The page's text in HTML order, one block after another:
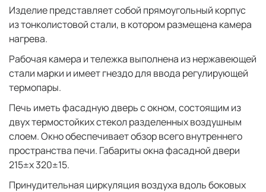
Изделие представляет собой прямоугольный корпус
из тонколистовой стали, в котором размещена камера
нагрева.
Рабочая камера и тележка выполнена из нержавеющей
стали марки и имеет гнездо для ввода регулирующей
термопары.
Печь иметь фасадную дверь с окном, состоящим из
двух термостойких стекол разделенных воздушным
слоем. Окно обеспечивает обзор всего внутреннего
пространства печи. Габариты окна фасадной двери
215±х 320±15.
Принудительная циркуляция воздуха вдоль боковых